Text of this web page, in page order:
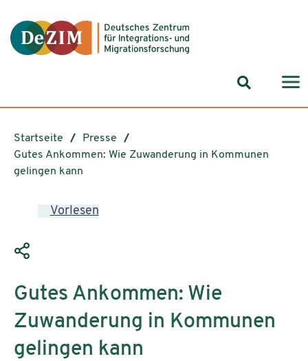
Startseite
Presse
Gutes Ankommen: Wie Zuwanderung in Kommunen
gelingen kann
Vorlesen
Gutes Ankommen: Wie
Zuwanderung in Kommunen
gelingen kann